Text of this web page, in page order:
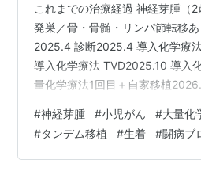
これまでの治療経過 神経芽腫（
発巣／骨・骨髄・リンパ節転移あ
2025.4 診断2025.4 導入化学療
導入化学療法 TVD2025.10 導入
量化学療法1回目＋自家移植
植 現在3歳 大量化学療法のスケ
パDay-11 チオテパDay-5 チオテ
ケラン）Day-4 チオテパ＋メル
#神経芽腫 #小児がん #大量化
#タンデム移植 #生着 #闘病ブ